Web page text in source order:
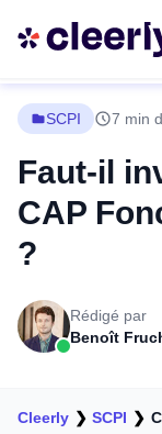
SCPI 7 min
Faut-il
CAP
?
Rédigé par
Benoît
Cleerly ❯SCPI ❯